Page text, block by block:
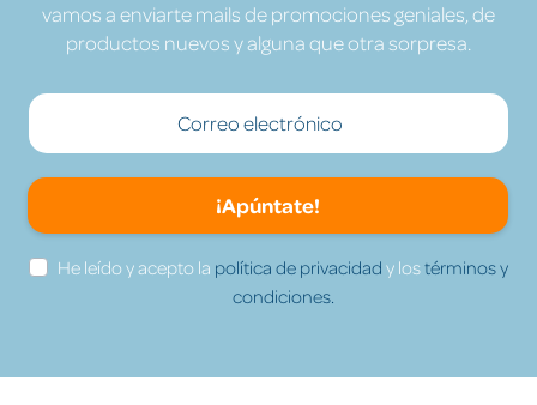
vamos a enviarte mails de promociones geniales, de
productos nuevos y alguna que otra sorpresa.
¡Apúntate!
He leído y acepto la política de privacidad y lostérminos y
condiciones.